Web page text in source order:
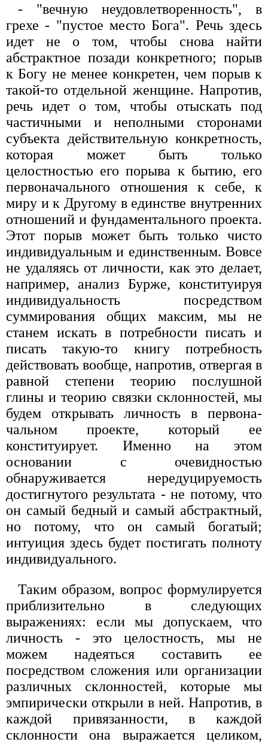
- "вечную неудовлетворенность", в
грехе - "пустое место Бога". Речь здесь
идет не о том, чтобы снова найти
абстрактное позади конкретного; порыв
к Богу не менее конкретен, чем порыв к
такой-то отдельной женщине. Напротив,
речь идет о том, чтобы отыскать под
частичными и неполными сторонами
субъекта действительную конкретность,
кото­рая может быть только
целостностью его порыва к бытию, его
первона­чального отношения к себе, к
миру и к Другому в единстве внутренних
отношений и фундаментального проекта.
Этот порыв может быть толь­ко чисто
индивидуальным и единственным. Вовсе
не удаляясь от личнос­ти, как это делает,
например, анализ Бурже, конституируя
индивидуаль­ность посредством
суммирования общих максим, мы не
станем искать в потребности писать и
писать такую-то книгу потребность
действовать вообще, напротив, отвергая в
равной степени теорию послушной
глины и теорию связки склонностей, мы
будем открывать личность в первона­
чальном проекте, который ее
конституирует. Именно на этом
основании с очевидностью
обнаруживается нередуцируемость
достигнутого резуль­тата - не потому, что
он самый бедный и самый абстрактный,
но потому, что он самый богатый;
интуиция здесь будет постигать полноту
индивидуального.
Таким образом, вопрос формулируется
приблизительно в следую­щих
выражениях: если мы допускаем, что
личность - это целостность, мы не
можем надеяться составить ее
посредством сложения или ор­ганизации
различных склонностей, которые мы
эмпирически открыли в ней. Напротив, в
каждой привязанности, в каждой
склонности она выражается целиком,